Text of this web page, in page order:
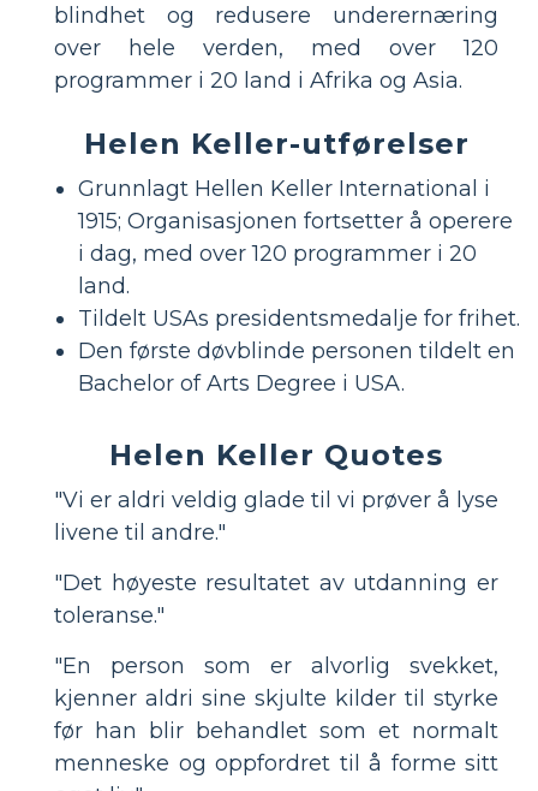
blindhet og redusere underernæring
over hele verden, med over 120
programmer i 20 land i Afrika og Asia.
Helen Keller-utførelser
Grunnlagt Hellen Keller International i
1915; Organisasjonen fortsetter å operere
i dag, med over 120 programmer i 20
land.
Tildelt USAs presidentsmedalje for frihet.
Den første døvblinde personen tildelt en
Bachelor of Arts Degree i USA.
Helen Keller Quotes
"Vi er aldri veldig glade til vi prøver å lyse
livene til andre."
"Det høyeste resultatet av utdanning er
toleranse."
"En person som er alvorlig svekket,
kjenner aldri sine skjulte kilder til styrke
før han blir behandlet som et normalt
menneske og oppfordret til å forme sitt